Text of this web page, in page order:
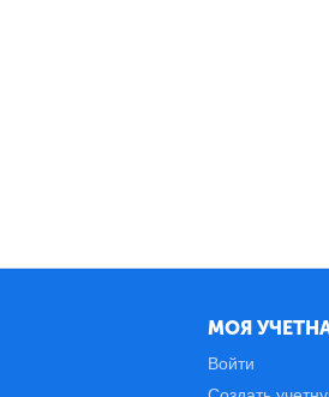
МОЯ
Войти